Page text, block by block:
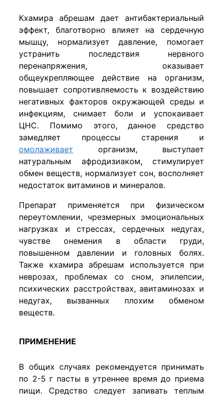
Кхамира абрешам дает антибактериальный
эффект, благотворно влияет на сердечную
мышцу, нормализует давление, помогает
устранить последствия нервного
перенапряжения, оказывает
общеукрепляющее действие на организм,
повышает сопротивляемость к воздействию
негативных факторов окружающей среды и
инфекциям, снимает боли и успокаивает
ЦНС. Помимо этого, данное средство
замедляет процессы старения и
омолаживает организм, выступает
натуральным афродизиаком, стимулирует
обмен веществ, нормализует сон, восполняет
недостаток витаминов и минералов.
Препарат применяется при физическом
переутомлении, чрезмерных эмоциональных
нагрузках и стрессах, сердечных недугах,
чувстве онемения в области груди,
повышенном давлении и головных болях.
Также кхамира абрешам используется при
неврозах, проблемах со сном, эпилепсии,
психических расстройствах, авитаминозах и
недугах, вызванных плохим обменом
веществ.
ПРИМЕНЕНИЕ
В общих случаях рекомендуется принимать
по 2-5 г пасты в утреннее время до приема
пищи. Средство следует запивать теплым